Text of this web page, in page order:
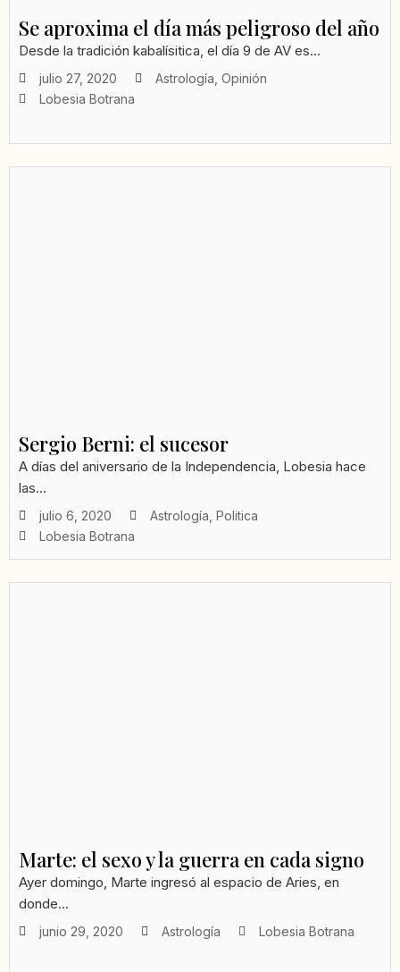
Se aproxima el día más peligroso del año
Desde la tradición kabalísitica, el día 9 de AV es...
julio 27, 2020 Astrología Opinión
Lobesia Botrana
Sergio Berni: el sucesor
A días del aniversario de la Independencia, Lobesia hace
las...
julio 6, 2020 Astrología Politica
Lobesia Botrana
Marte: el sexo y la guerra en cada signo
Ayer domingo, Marte ingresó al espacio de Aries, en
donde...
junio 29, 2020 Astrología Lobesia Botrana